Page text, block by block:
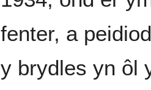
fenter, a
y brydles yn ôl